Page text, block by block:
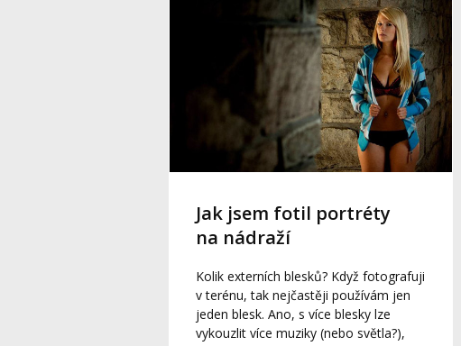
Jak jsem fotil portréty
na nádraží
Kolik externích blesků? Když fotografuji
v terénu, tak nejčastěji používám jen
jeden blesk. Ano, s více blesky lze
vykouzlit více muziky (nebo světla?),